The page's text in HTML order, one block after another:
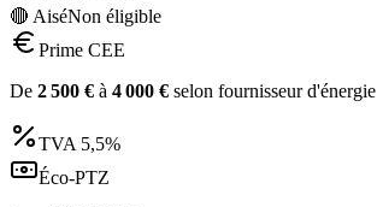
🔴 AiséNon éligible
Prime CEE
De 2 500 € à 4 000 € selon fournisseur d'énergie
TVA 5,5%
Éco-PTZ